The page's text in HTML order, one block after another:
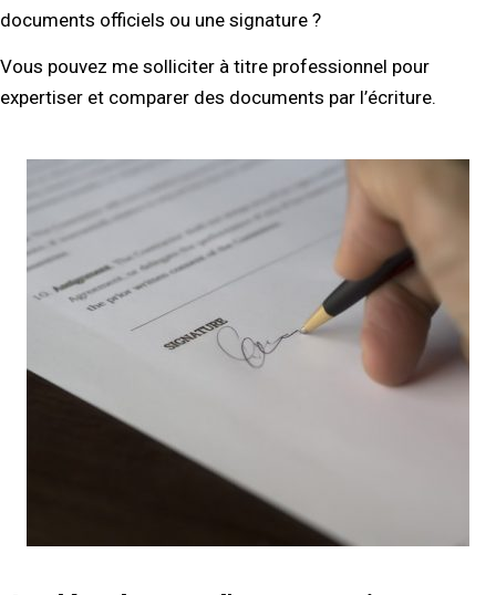
documents officiels ou une signature ?
Vous pouvez me solliciter à titre professionnel pour
expertiser et comparer des documents par l’écriture.